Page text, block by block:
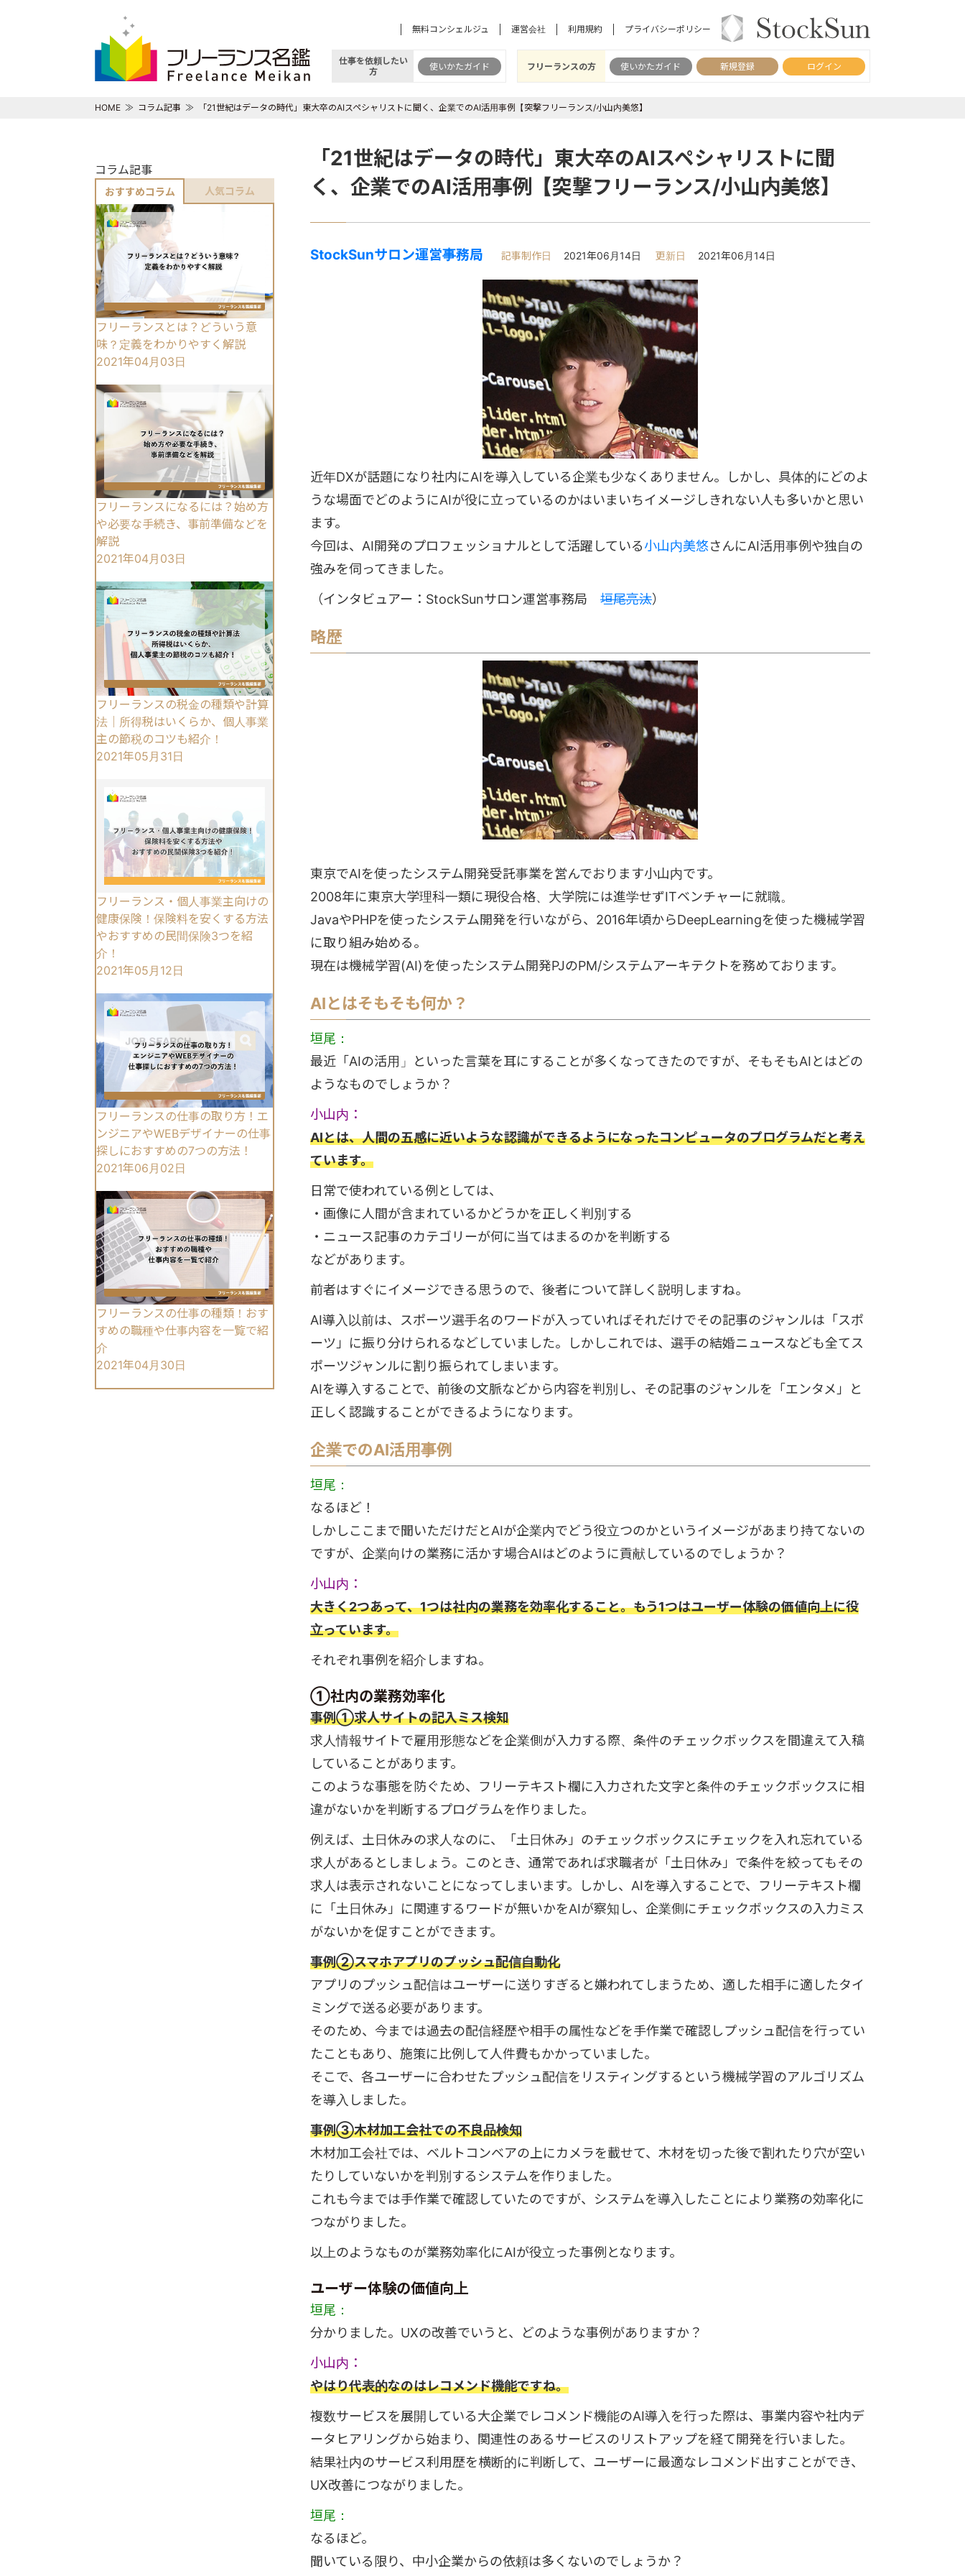
無料コンシェルジュ 運営会社 利用規約 プライバシーポリシー
仕事を依頼したい
方
使いかたガイド フリーランスの方 使いかたガイド 新規登録 ログイン
HOME コラム記事 「21世紀はデータの時代」東大卒のAIスペシャリストに聞く、企業でのAI活用事例【突撃フリーランス/小山内美悠】
コラム記事
おすすめコラム 人気コラム
フリーランスとは？どういう意
味？定義をわかりやすく解説
2021年04月03日
フリーランスになるには？始め方
や必要な手続き、事前準備などを
解説
2021年04月03日
フリーランスの税金の種類や計算
法｜所得税はいくらか、個人事業
主の節税のコツも紹介！
2021年05月31日
フリーランス・個人事業主向けの
健康保険！保険料を安くする方法
やおすすめの民間保険3つを紹
介！
2021年05月12日
フリーランスの仕事の取り方！エ
ンジニアやWEBデザイナーの仕事
探しにおすすめの7つの方法！
2021年06月02日
フリーランスの仕事の種類！おす
すめの職種や仕事内容を一覧で紹
介
2021年04月30日
「21世紀はデータの時代」東大卒のAIスペシャリストに聞
く、企業でのAI活用事例【突撃フリーランス/小山内美悠】
StockSunサロン運営事務局 記事制作日 2021年06月14日 更新日 2021年06月14日
近年DXが話題になり社内にAIを導入している企業も少なくありません。しかし、具体的にどのよ
うな場面でどのようにAIが役に立っているのかはいまいちイメージしきれない人も多いかと思い
ます。
今回は、AI開発のプロフェッショナルとして活躍している小山内美悠さんにAI活用事例や独自の
強みを伺ってきました。
（インタビュアー：StockSunサロン運営事務局 垣尾亮汰）
略歴
東京でAIを使ったシステム開発受託事業を営んでおります小山内です。
2008年に東京大学理科一類に現役合格、大学院には進学せずITベンチャーに就職。
JavaやPHPを使ったシステム開発を行いながら、2016年頃からDeepLearningを使った機械学習
に取り組み始める。
現在は機械学習(AI)を使ったシステム開発PJのPM/システムアーキテクトを務めております。
AIとはそもそも何か？
垣尾：
最近「AIの活用」といった言葉を耳にすることが多くなってきたのですが、そもそもAIとはどの
ようなものでしょうか？
小山内：
AIとは、人間の五感に近いような認識ができるようになったコンピュータのプログラムだと考え
ています。
日常で使われている例としては、
・画像に人間が含まれているかどうかを正しく判別する
・ニュース記事のカテゴリーが何に当てはまるのかを判断する
などがあります。
前者はすぐにイメージできる思うので、後者について詳しく説明しますね。
AI導入以前は、スポーツ選手名のワードが入っていればそれだけでその記事のジャンルは「スポ
ーツ」に振り分けられるなどしていました。しかしこれでは、選手の結婚ニュースなども全てス
ポーツジャンルに割り振られてしまいます。
AIを導入することで、前後の文脈などから内容を判別し、その記事のジャンルを「エンタメ」と
正しく認識することができるようになります。
企業でのAI活用事例
垣尾：
なるほど！
しかしここまで聞いただけだとAIが企業内でどう役立つのかというイメージがあまり持てないの
ですが、企業向けの業務に活かす場合AIはどのように貢献しているのでしょうか？
小山内：
大きく2つあって、1つは社内の業務を効率化すること。もう1つはユーザー体験の価値向上に役
立っています。
それぞれ事例を紹介しますね。
①社内の業務効率化
事例①求人サイトの記入ミス検知
求人情報サイトで雇用形態などを企業側が入力する際、条件のチェックボックスを間違えて入稿
していることがあります。
このような事態を防ぐため、フリーテキスト欄に入力された文字と条件のチェックボックスに相
違がないかを判断するプログラムを作りました。
例えば、土日休みの求人なのに、「土日休み」のチェックボックスにチェックを入れ忘れている
求人があるとしましょう。このとき、通常であれば求職者が「土日休み」で条件を絞ってもその
求人は表示されないことになってしまいます。しかし、AIを導入することで、フリーテキスト欄
に「土日休み」に関連するワードが無いかをAIが察知し、企業側にチェックボックスの入力ミス
がないかを促すことができます。
事例②スマホアプリのプッシュ配信自動化
アプリのプッシュ配信はユーザーに送りすぎると嫌われてしまうため、適した相手に適したタイ
ミングで送る必要があります。
そのため、今までは過去の配信経歴や相手の属性などを手作業で確認しプッシュ配信を行ってい
たこともあり、施策に比例して人件費もかかっていました。
そこで、各ユーザーに合わせたプッシュ配信をリスティングするという機械学習のアルゴリズム
を導入しました。
事例③木材加工会社での不良品検知
木材加工会社では、ベルトコンベアの上にカメラを載せて、木材を切った後で割れたり穴が空い
たりしていないかを判別するシステムを作りました。
これも今までは手作業で確認していたのですが、システムを導入したことにより業務の効率化に
つながりました。
以上のようなものが業務効率化にAIが役立った事例となります。
ユーザー体験の価値向上
垣尾：
分かりました。UXの改善でいうと、どのような事例がありますか？
小山内：
やはり代表的なのはレコメンド機能ですね。
複数サービスを展開している大企業でレコメンド機能のAI導入を行った際は、事業内容や社内デ
ータヒアリングから始まり、関連性のあるサービスのリストアップを経て開発を行いました。
結果社内のサービス利用歴を横断的に判断して、ユーザーに最適なレコメンド出すことができ、
UX改善につながりました。
垣尾：
なるほど。
聞いている限り、中小企業からの依頼は多くないのでしょうか？